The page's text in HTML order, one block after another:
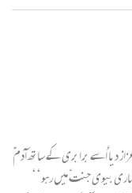
دیا اُسے برابری کے ساتھ آدم
بیوی جنتّ میں رہو‘‘